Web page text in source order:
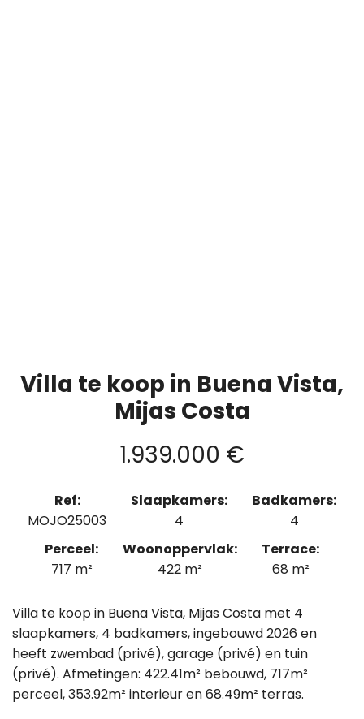
Villa te koop in Buena Vista,
Mijas Costa
1.939.000 €
Ref:
MOJO25003
Slaapkamers:
4
Badkamers:
4
Perceel:
717 m²
Woonoppervlak:
422 m²
Terrace:
68 m²
Villa te koop in Buena Vista, Mijas Costa met 4
slaapkamers, 4 badkamers, ingebouwd 2026 en
heeft zwembad (privé), garage (privé) en tuin
(privé). Afmetingen: 422.41m² bebouwd, 717m²
perceel, 353.92m² interieur en 68.49m² terras.